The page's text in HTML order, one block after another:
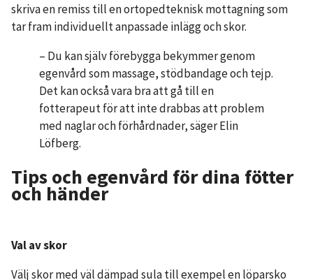
skriva en remiss till en ortopedteknisk mottagning som
tar fram individuellt anpassade inlägg och skor.
– Du kan själv förebygga bekymmer genom
egenvård som massage, stödbandage och tejp.
Det kan också vara bra att gå till en
fotterapeut för att inte drabbas att problem
med naglar och förhårdnader, säger Elin
Löfberg.
Tips och egenvård för dina fötter
och händer
Val av skor
Välj skor med väl dämpad sula till exempel en löparsko